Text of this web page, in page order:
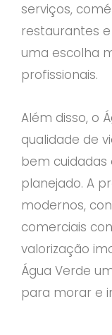
serviços,
restaurantes
uma escolha
profissionais.
Além disso, o
qualidade de
bem
planejado. A
modernos,
comerciais
valorização
Água Verde
para morar e